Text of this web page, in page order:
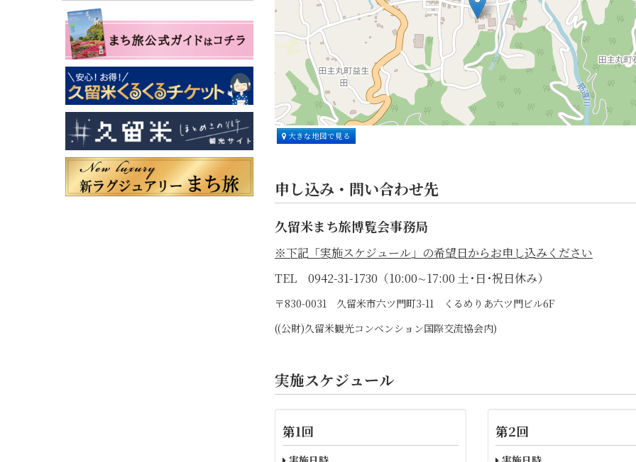
大きな地図で見る
申し込み・問い合わせ先
久留米まち旅博覧会事務局
※下記「実施スケジュール」の希望日からお申し込みください
TEL 0942-31-1730（10:00∼17:00 土･日･祝日休み）
〒830-0031 久留米市六ツ門町3-11 くるめりあ六ツ門ビル6F
((公財)久留米観光コンベンション国際交流協会内)
実施スケジュール
第1回 第2回